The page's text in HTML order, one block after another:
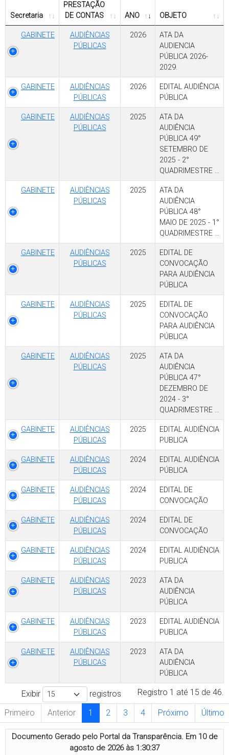
Secretaria
PRESTAÇÃO
DE CONTAS
ANO OBJETO
GABINETE
AUDIÊNCIAS
PÚBLICAS
2026
ATA DA
AUDIENCIA
PÚBLICA 2026-
2029.
GABINETE
AUDIÊNCIAS
PÚBLICAS
2026
EDITAL AUDIÊNCIA
PÚBLICA
GABINETE
AUDIÊNCIAS
PÚBLICAS
2025
ATA DA
AUDIÊNCIA
PÚBLICA 49°
SETEMBRO DE
2025 - 2°
QUADRIMESTRE ...
GABINETE
AUDIÊNCIAS
PÚBLICAS
2025
ATA DA
AUDIÊNCIA
PÚBLICA 48°
MAIO DE 2025 - 1°
QUADRIMESTRE ...
GABINETE
AUDIÊNCIAS
PÚBLICAS
2025
EDITAL DE
CONVOCAÇÃO
PARA AUDIÊNCIA
PÚBLICA
GABINETE
AUDIÊNCIAS
PÚBLICAS
2025
EDITAL DE
CONVOCAÇÃO
PARA AUDIÊNCIA
PÚBLICA
GABINETE
AUDIÊNCIAS
PÚBLICAS
2025
ATA DA
AUDIÊNCIA
PÚBLICA 47°
DEZEMBRO DE
2024 - 3°
QUADRIMESTRE ...
GABINETE
AUDIÊNCIAS
PÚBLICAS
2025
EDITAL AUDIÊNCIA
PUBLICA
GABINETE
AUDIÊNCIAS
PÚBLICAS
2024
EDITAL AUDIÊNCIA
PÚBLICA
GABINETE
AUDIÊNCIAS
PÚBLICAS
2024
EDITAL DE
CONVOCAÇÃO
GABINETE
AUDIÊNCIAS
PÚBLICAS
2024
EDITAL DE
CONVOCAÇÃO
GABINETE
AUDIÊNCIAS
PÚBLICAS
2024
EDITAL AUDIÊNCIA
PUBLICA
GABINETE
AUDIÊNCIAS
PÚBLICAS
2023
ATA DA
AUDIÊNCIA
PÚBLICA
GABINETE
AUDIÊNCIAS
PÚBLICAS
2023
EDITAL AUDIÊNCIA
PUBLICA
GABINETE
AUDIÊNCIAS
PÚBLICAS
2023
ATA DA
AUDIÊNCIA
PÚBLICA
Registro 1 até 15 de 46.
Exibir
registros
Primeiro
Anterior 1 2 3 4 Próximo Último
Documento Gerado pelo Portal da Transparência. Em 10 de
agosto de 2026 às 1:30:37